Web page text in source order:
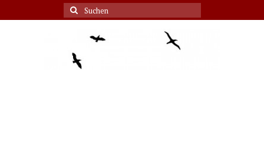
Suche
nach: